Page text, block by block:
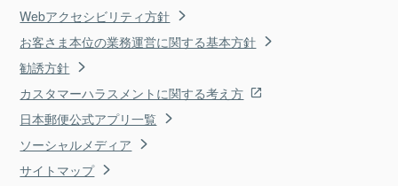
Webアクセシビリティ方針
お客さま本位の業務運営に関する基本方針
勧誘方針
カスタマーハラスメントに関する考え方
日本郵便公式アプリ一覧
ソーシャルメディア
サイトマップ